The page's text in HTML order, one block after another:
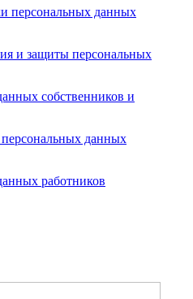
персональных данных
и защиты персональных
собственников и
данных
работников